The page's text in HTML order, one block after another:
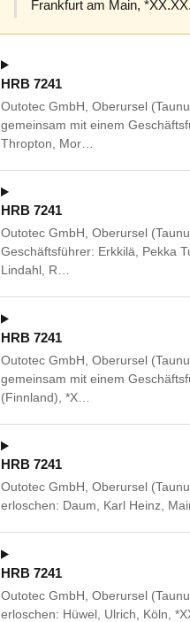
Frankfurt am Main,
HRB 7241
Outotec GmbH, Oberursel
gemeinsam mit einem
Thropton, Mor…
HRB 7241
Outotec GmbH, Oberursel
Geschäftsführer: Erkkilä, Pekka
Lindahl, R…
HRB 7241
Outotec GmbH, Oberursel
gemeinsam mit einem
(Finnland), *X…
HRB 7241
Outotec GmbH, Oberursel
erloschen: Daum, Karl Heinz,
HRB 7241
Outotec GmbH, Oberursel
erloschen: Hüwel, Ulrich, Köln,